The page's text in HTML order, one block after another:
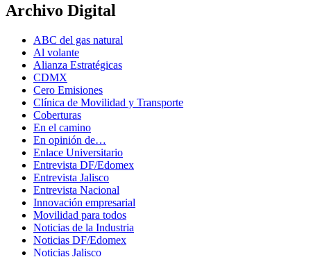
Archivo Digital
ABC del gas natural
Al volante
Alianza Estratégicas
CDMX
Cero Emisiones
Clínica de Movilidad y Transporte
Coberturas
En el camino
En opinión de…
Enlace Universitario
Entrevista DF/Edomex
Entrevista Jalisco
Entrevista Nacional
Innovación empresarial
Movilidad para todos
Noticias de la Industria
Noticias DF/Edomex
Noticias Jalisco